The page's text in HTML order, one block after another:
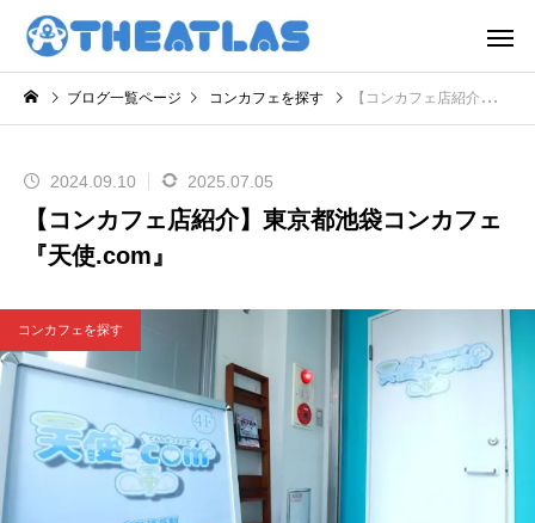
ブログ一覧ページ コンカフェを探す 【コンカフェ店紹介】東京都池袋コンカフェ『天使.com』
2024.09.10 2025.07.05
【コンカフェ店紹介】東京都池袋コンカフェ
『天使.com』
コンカフェを探す